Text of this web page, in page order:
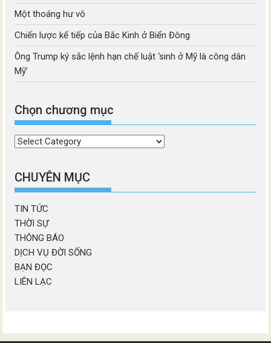
Một thoáng hư vô
Chiến lược kế tiếp của Bắc Kinh ở Biển Đông
Ông Trump ký sắc lệnh hạn chế luật ‘sinh ở Mỹ là công dân
Mỹ’
Chọn chương mục
Chọn
mục
CHUYÊN MỤC
TIN TỨC
THỜI SỰ
THÔNG BÁO
DỊCH VỤ ĐỜI SỐNG
BẠN ĐỌC
LIÊN LẠC